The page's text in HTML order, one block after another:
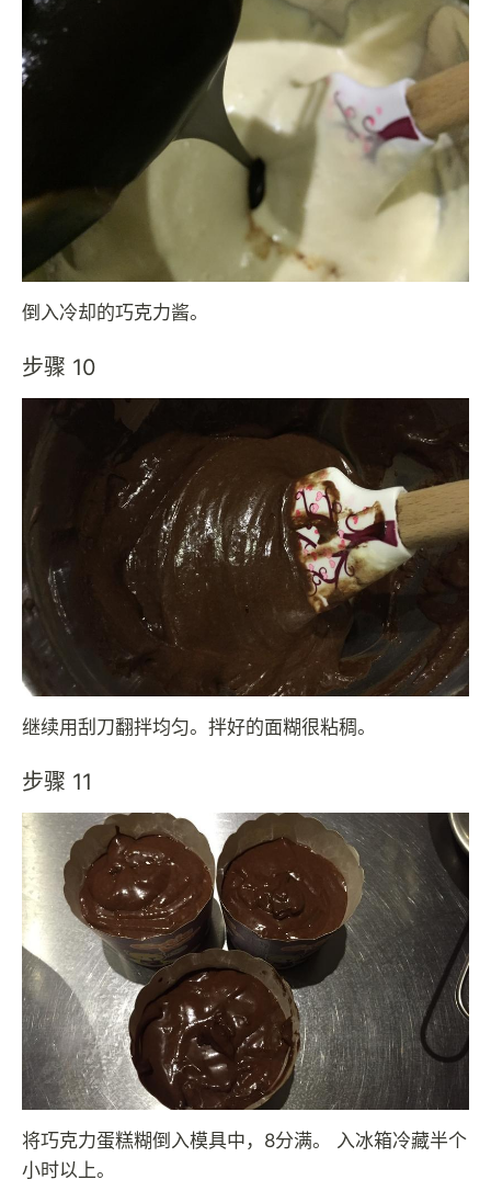
倒入冷却的巧克力酱。
步骤 10
继续用刮刀翻拌均匀。拌好的面糊很粘稠。
步骤 11
将巧克力蛋糕糊倒入模具中，8分满。 入冰箱冷藏半个
小时以上。